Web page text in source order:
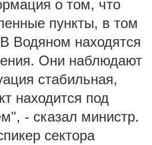
о том, что
пункты, в том
Водяном находятся
Они наблюдают
стабильная,
находится под
- сказал министр.
сектора